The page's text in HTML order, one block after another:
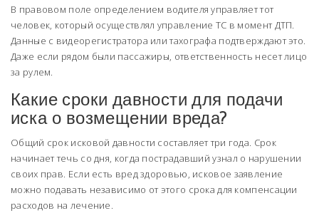
В правовом поле определением водителя управляет тот
человек, который осуществлял управление ТС в момент ДТП.
Данные с видеорегистратора или тахографа подтверждают это.
Даже если рядом были пассажиры, ответственность несет лицо
за рулем.
Какие сроки давности для подачи
иска о возмещении вреда?
Общий срок исковой давности составляет три года. Срок
начинает течь со дня, когда пострадавший узнал о нарушении
своих прав. Если есть вред здоровью, исковое заявление
можно подавать независимо от этого срока для компенсации
расходов на лечение.